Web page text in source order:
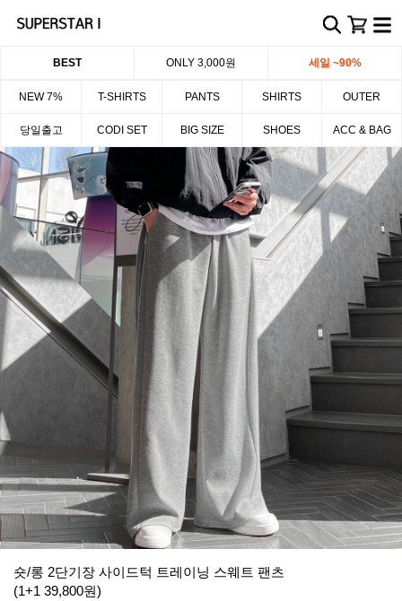
BEST ONLY 3,000원 세일 ~90%
NEW 7% T-SHIRTS PANTS SHIRTS OUTER
당일출고 CODI SET BIG SIZE SHOES ACC & BAG
숏/롱 2단기장 사이드턱 트레이닝 스웨트 팬츠
(1+1 39,800원)